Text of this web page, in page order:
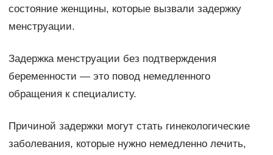
состояние женщины, которые вызвали задержку
менструации.
Задержка менструации без подтверждения
беременности — это повод немедленного
обращения к специалисту.
Причиной задержки могут стать гинекологические
заболевания, которые нужно немедленно лечить,